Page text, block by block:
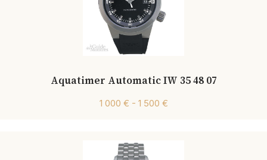
Aquatimer Automatic IW 35 48 07
1 000 € - 1 500 €